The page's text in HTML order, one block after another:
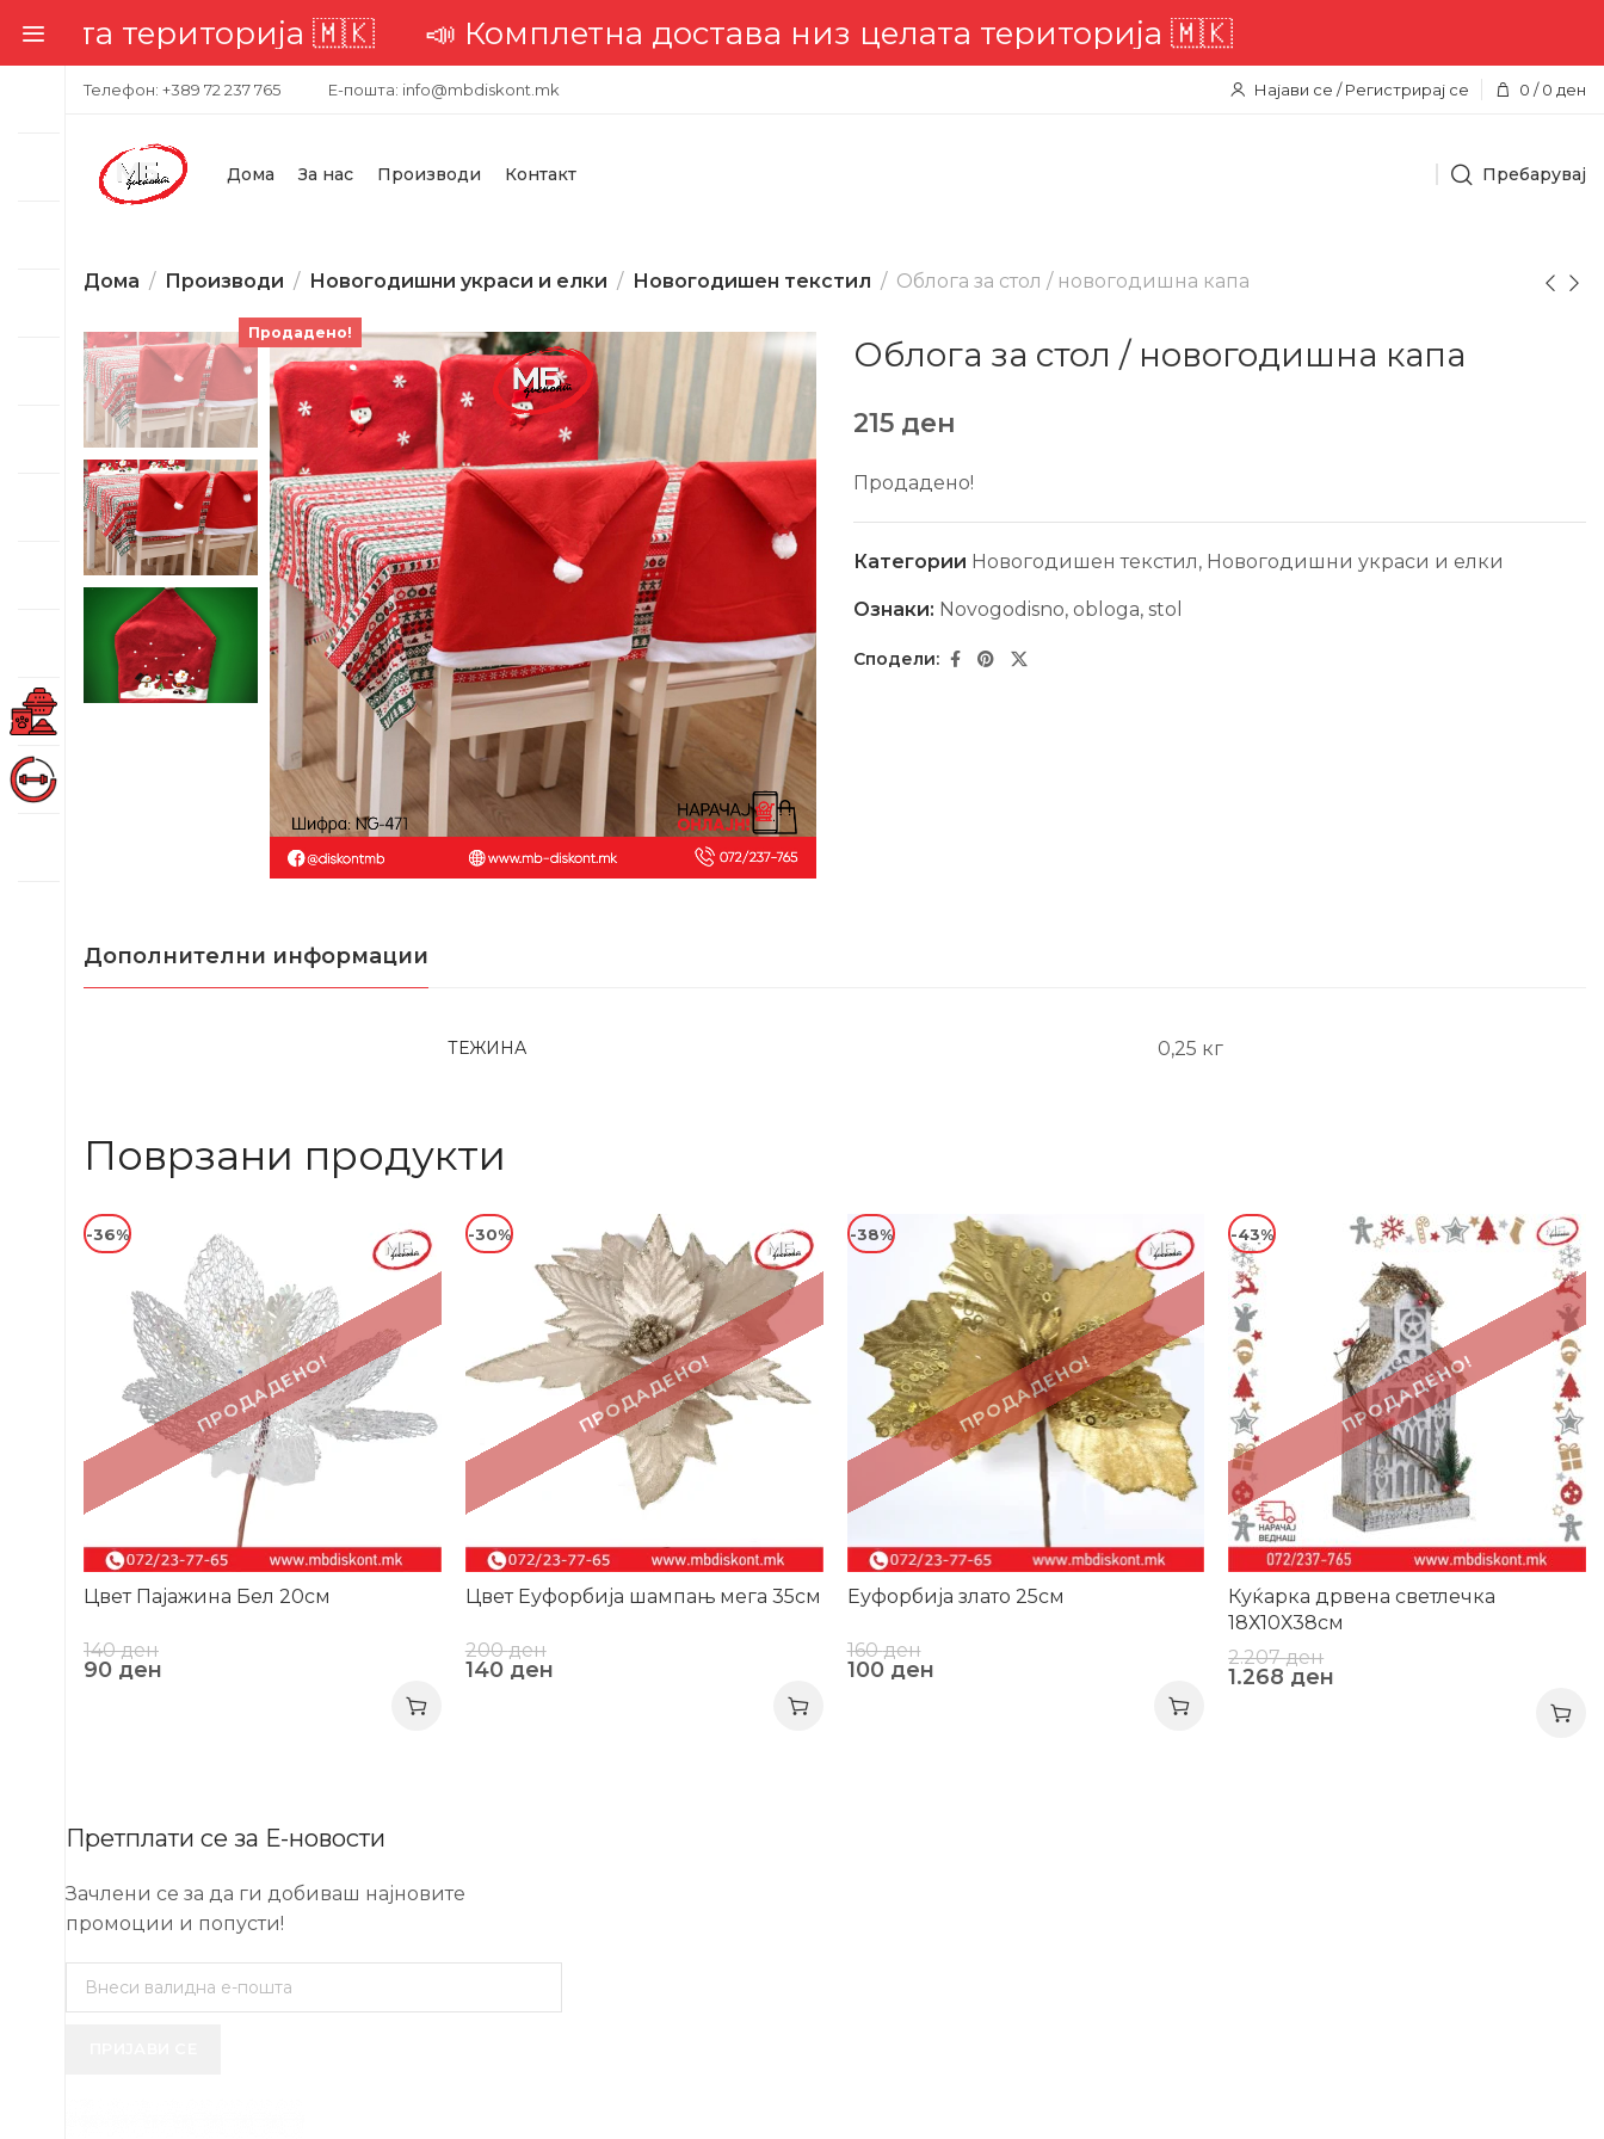
територија 🇲🇰📣 Комплетна достава низ целата територија 🇲🇰
Телефон: +389 72 237 765 Е-пошта: info@mbdiskont.mk Најави се / Регистрирај се 0 / 0 ден
Дома За нас Производи Контакт Пребарувај
Дома Производи Новогодишни украси и елки Новогодишен текстил Облога за стол / новогодишна капа
Продадено!
Облога за стол / новогодишна капа
215 ден
Продадено!
Категории Новогодишен текстил, Новогодишни украси и елки
Ознаки: Novogodisno, obloga, stol
Дополнителни информации
ТЕЖИНА 0,25 кг
Поврзани продукти
ПРОДАДЕНО!
-36%
Цвет Пајажина Бел 20см
140ден
90 ден
ПРОДАДЕНО!
-30%
Цвет Еуфорбија шампањ мега 35см
200ден
140 ден
ПРОДАДЕНО!
-38%
Еуфорбија злато 25см
160ден
100 ден
ПРОДАДЕНО!
-43%
Куќарка дрвена светлечка
18Х10Х38см
2.207ден
1.268 ден
Претплати се за Е-новости
Зачлени се за да ги добиваш најновите
промоции и попусти!